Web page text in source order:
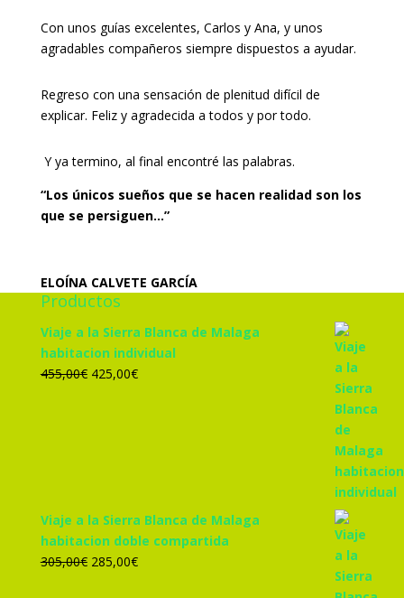
Con unos guías excelentes, Carlos y Ana, y unos
agradables compañeros siempre dispuestos a ayudar.
Regreso con una sensación de plenitud difícil de
explicar. Feliz y agradecida a todos y por todo.
Y ya termino, al final encontré las palabras.
“Los únicos sueños que se hacen realidad son los
que se persiguen…”
ELOÍNA CALVETE GARCÍA
Productos
Viaje a la Sierra Blanca de Malaga
habitacion individual
455,00€ El
425,00€El
Viaje a la Sierra Blanca de Malaga
habitacion doble compartida
305,00€ El
285,00€El